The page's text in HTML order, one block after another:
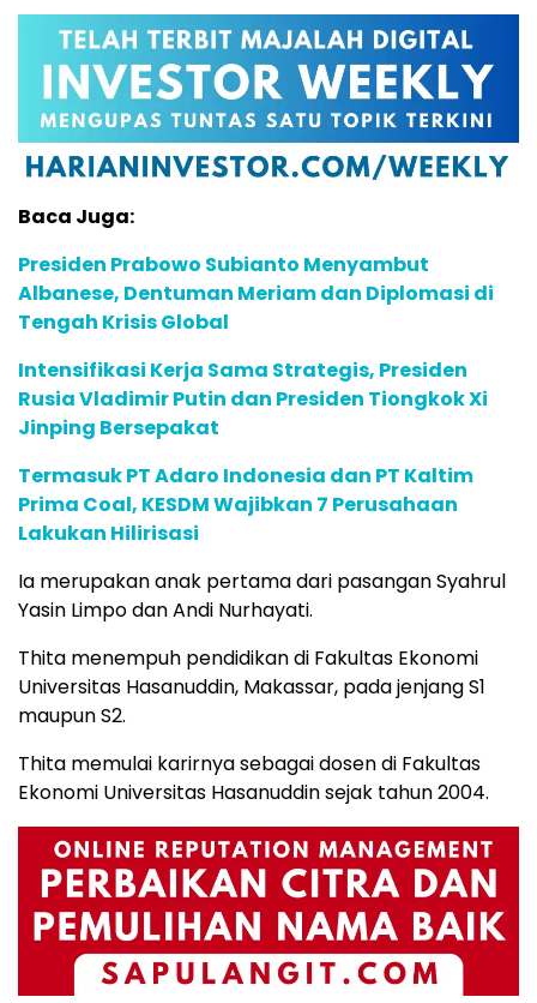
Baca Juga:
Presiden Prabowo Subianto Menyambut
Albanese, Dentuman Meriam dan Diplomasi di
Tengah Krisis Global
Intensifikasi Kerja Sama Strategis, Presiden
Rusia Vladimir Putin dan Presiden Tiongkok Xi
Jinping Bersepakat
Termasuk PT Adaro Indonesia dan PT Kaltim
Prima Coal, KESDM Wajibkan 7 Perusahaan
Lakukan Hilirisasi
Ia merupakan anak pertama dari pasangan Syahrul
Yasin Limpo dan Andi Nurhayati.
Thita menempuh pendidikan di Fakultas Ekonomi
Universitas Hasanuddin, Makassar, pada jenjang S1
maupun S2.
Thita memulai karirnya sebagai dosen di Fakultas
Ekonomi Universitas Hasanuddin sejak tahun 2004.